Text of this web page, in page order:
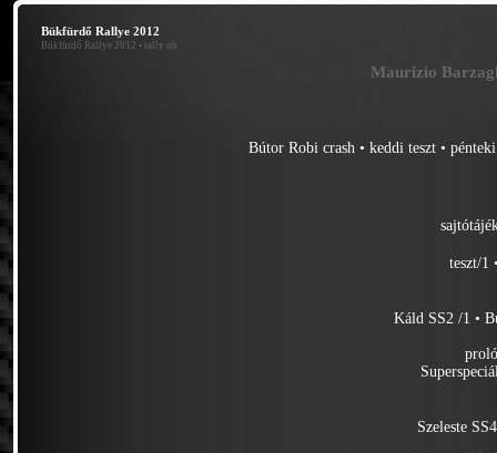
Bükfürdő Rallye 2012
Bükfürdő Rallye 2012 • rally ob
Maurizio
Bútor Robi crash •keddi teszt •
teszt/1
Káld SS2 /1 •
Szeleste